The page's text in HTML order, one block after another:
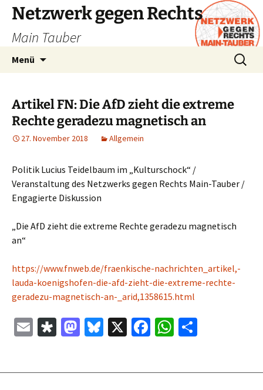
Zum
Inhalt
springen
Netzwerk gegen Rechts
Main Tauber
Menü
Suchen
nach:
Artikel FN: Die AfD zieht die extreme
Rechte geradezu magnetisch an
27. November 2018 Allgemein
Politik Lucius Teidelbaum im „Kulturschock“ /
Veranstaltung des Netzwerks gegen Rechts Main-Tauber /
Engagierte Diskussion
„Die AfD zieht die extreme Rechte geradezu magnetisch
an“
https://www.fnweb.de/fraenkische-nachrichten_artikel,-
lauda-koenigshofen-die-afd-zieht-die-extreme-rechte-
geradezu-magnetisch-an-_arid,1358615.html
E
Di M Bl X
Fa W